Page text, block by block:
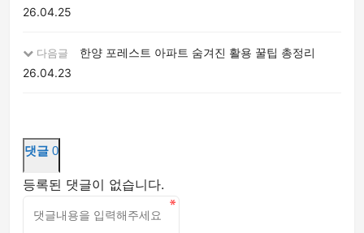
26.04.25
다음글
한양 포레스트 아파트 숨겨진 활용 꿀팁 총정리
26.04.23
댓글 0
등록된 댓글이 없습니다.